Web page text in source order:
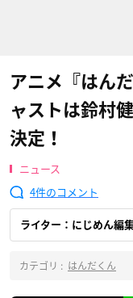
アニメ『はん
ャストは鈴村
決定！
ニュース
4
ライター：にじめん編
カテゴリ : はんだくん